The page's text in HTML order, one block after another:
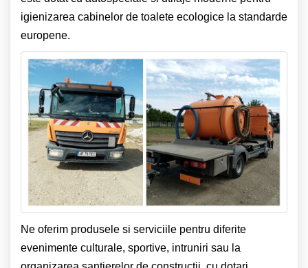
igienizarea cabinelor de toalete ecologice la standarde
europene.
Ne oferim produsele si serviciile pentru diferite
evenimente culturale, sportive, intruniri sau la